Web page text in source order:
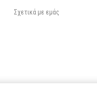
Σχετικά με εμάς